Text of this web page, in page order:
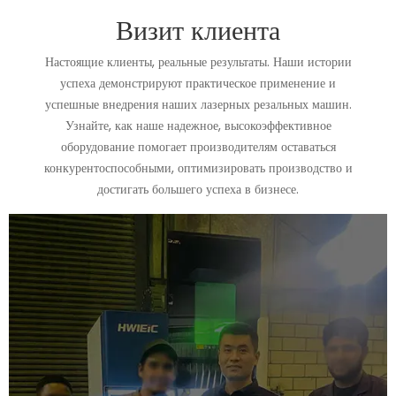
Визит клиента
Настоящие клиенты, реальные результаты. Наши истории
успеха демонстрируют практическое применение и
успешные внедрения наших лазерных резальных машин.
Узнайте, как наше надежное, высокоэффективное
оборудование помогает производителям оставаться
конкурентоспособными, оптимизировать производство и
достигать большего успеха в бизнесе.